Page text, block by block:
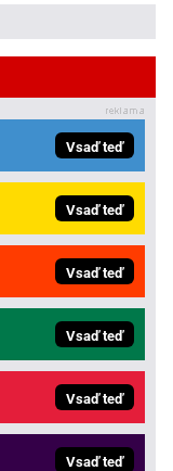
Vsaď teď
Vsaď teď
Vsaď teď
Vsaď teď
Vsaď teď
Vsaď teď